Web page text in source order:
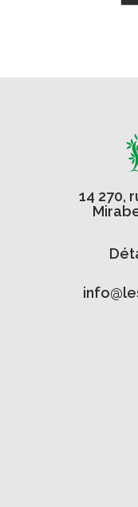
14 270,